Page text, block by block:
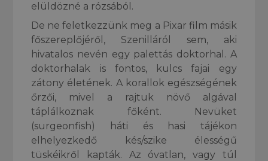
elüldözné a rózsából.
De ne feletkezzünk meg a Pixar film másik
főszereplőjéről, Szenilláról sem, aki
hivatalos nevén egy palettás doktorhal. A
doktorhalak is fontos, kulcs fajai egy
zátony életének. A korallok egészségének
őrzői, mivel a rajtuk növő algával
táplálkoznak főként. Nevüket
(surgeonfish) háti és hasi tájékon
elhelyezkedő kés/szike élességű
tüskéikről kapták. Az óvatlan, vagy túl